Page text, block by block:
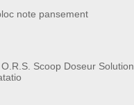
note pansement
Scoop Doseur Solution